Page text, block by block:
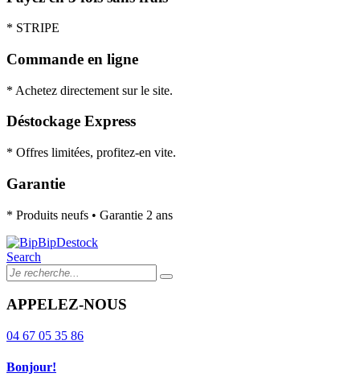
* STRIPE
Commande en ligne
* Achetez directement sur le site.
Déstockage Express
* Offres limitées, profitez-en vite.
Garantie
* Produits neufs • Garantie 2 ans
Search
APPELEZ-NOUS
04 67 05 35 86
Bonjour!